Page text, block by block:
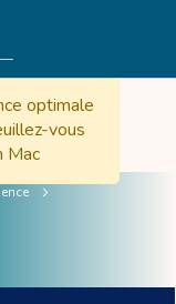
optimale
vous
Mac